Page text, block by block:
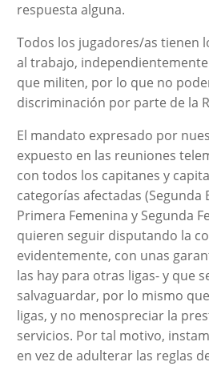
respuesta alguna.
Todos los jugadores/as tienen
al trabajo,
que militen, por lo que no
discriminación por parte de la
El mandato expresado por
expuesto en las reuniones
con todos los capitanes y
categorías afectadas (Segunda
Primera Femenina y Segunda
quieren seguir disputando la
evidentemente, con unas
las hay para otras ligas- y que
salvaguardar, por lo mismo
ligas, y no menospreciar la
servicios. Por tal motivo,
en vez de adulterar las reglas